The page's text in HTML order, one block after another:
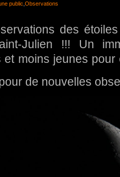
public Observations
des
Julien !!! Un
et moins jeunes
de nouvelles